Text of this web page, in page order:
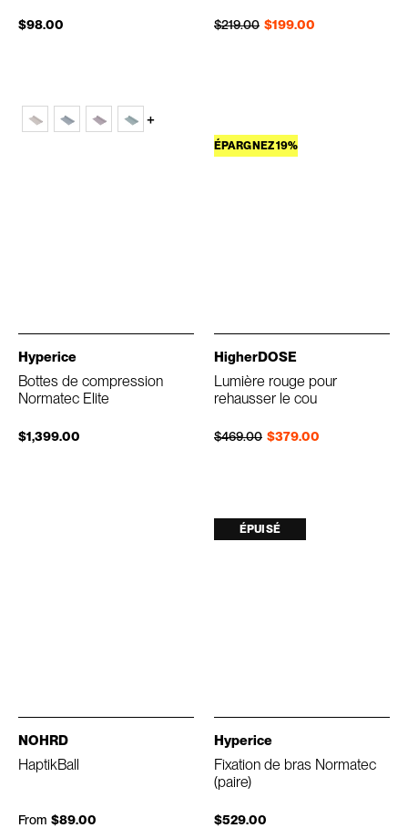
$98.00
+
$199.00
Prix régulier
$219.00
Prix réduit
Hyperice
Bottes de compression
Normatec Elite
$1,399.00
ÉPARGNEZ 19%
HigherDOSE
Lumière rouge pour
rehausser le cou
$379.00
Prix régulier
$469.00
Prix réduit
NOHRD
HaptikBall
From $89.00
ÉPUISÉ
Hyperice
Fixation de bras Normatec
(paire)
$529.00